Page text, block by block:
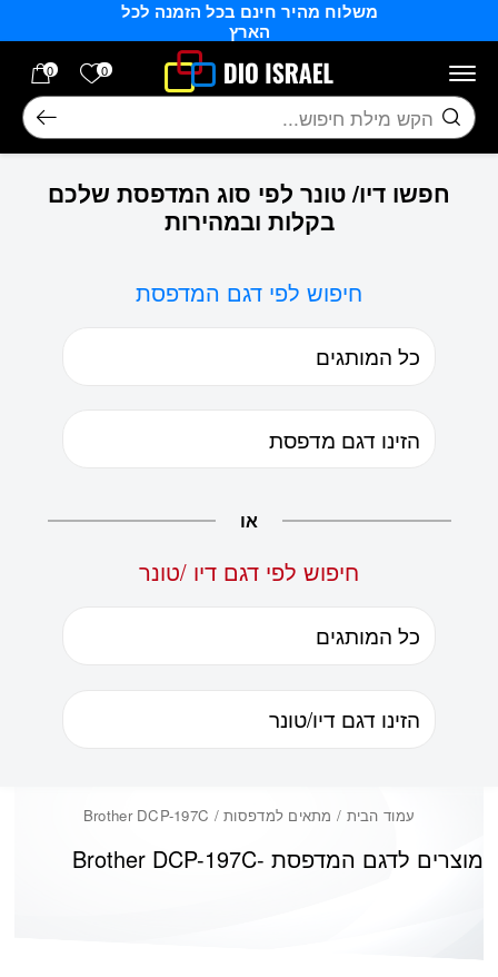
משלוח מהיר חינם בכל הזמנה לכל
הארץ
0 הרשימה
0
חיפוש
חפשו דיו/ טונר לפי סוג המדפסת שלכם
בקלות ובמהירות
חיפוש לפי דגם המדפסת
או
חיפוש לפי דגם דיו /טונר
עמוד הבית / מתאים למדפסות / Brother DCP-197C
Brother DCP-197Cמוצרים לדגם המדפסת -